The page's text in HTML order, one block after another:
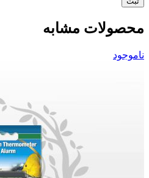
محصولات مشابه
ناموجود